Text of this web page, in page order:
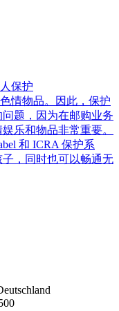
保护
情物品。因此，保护
题，因为在邮购业务
乐和物品非常重要。
和 ICRA 保护系
，同时也可以畅通无